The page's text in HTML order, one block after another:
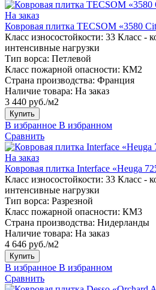
На заказ
Ковровая плитка TECSOM «3580
Класс износостойкости: 33 Класс -
интенсивные нагрузки
Тип ворса: Петлевой
Класс пожарной опасности: КМ2
Страна производства: Франция
Наличие товара: На заказ
3 440 руб./м2
Купить
В избранное В избранном
Сравнить
На заказ
Ковровая плитка Interface «Heuga
Класс износостойкости: 33 Класс -
интенсивные нагрузки
Тип ворса: Разрезной
Класс пожарной опасности: КМ3
Страна производства: Нидерланды
Наличие товара: На заказ
4 646 руб./м2
Купить
В избранное В избранном
Сравнить